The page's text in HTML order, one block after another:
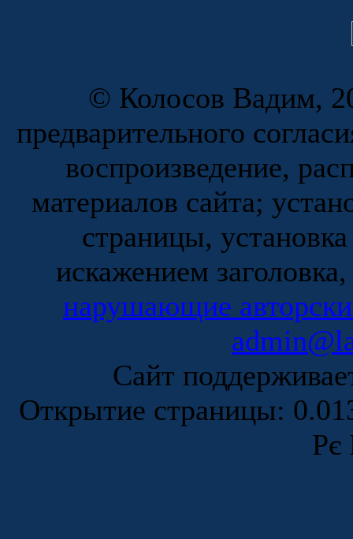
© Колосов Вадим,
предварительного
воспроизведение,
материалов сайта;
страницы,
искажением
нарушающие
Сайт
Открытие страницы:
Рє